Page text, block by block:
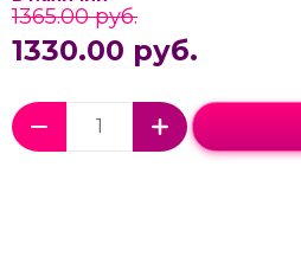
1365.00 руб.
1330.00 руб.